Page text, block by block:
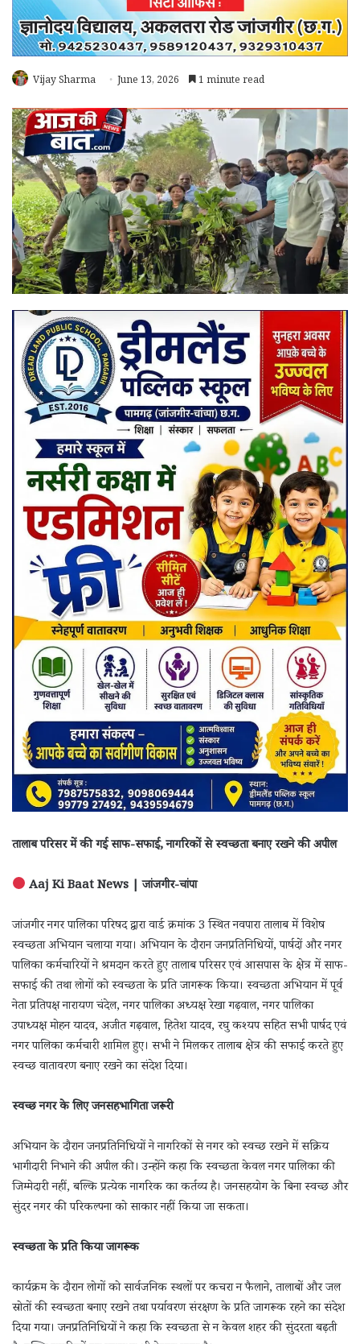
Vijay Sharma June 13, 2026 1 minute read
तालाब परिसर में की गई साफ-सफाई, नागरिकों से स्वच्छता बनाए रखने की अपील
Aaj Ki Baat News | जांजगीर-चांपा
जांजगीर नगर पालिका परिषद द्वारा वार्ड क्रमांक 3 स्थित नवपारा तालाब में विशेष
स्वच्छता अभियान चलाया गया। अभियान के दौरान जनप्रतिनिधियों, पार्षदों और नगर
पालिका कर्मचारियों ने श्रमदान करते हुए तालाब परिसर एवं आसपास के क्षेत्र में साफ-
सफाई की तथा लोगों को स्वच्छता के प्रति जागरूक किया। स्वच्छता अभियान में पूर्व
नेता प्रतिपक्ष नारायण चंदेल, नगर पालिका अध्यक्ष रेखा गढ़वाल, नगर पालिका
उपाध्यक्ष मोहन यादव, अजीत गढ़वाल, हितेश यादव, रघु कश्यप सहित सभी पार्षद एवं
नगर पालिका कर्मचारी शामिल हुए। सभी ने मिलकर तालाब क्षेत्र की सफाई करते हुए
स्वच्छ वातावरण बनाए रखने का संदेश दिया।
स्वच्छ नगर के लिए जनसहभागिता जरूरी
अभियान के दौरान जनप्रतिनिधियों ने नागरिकों से नगर को स्वच्छ रखने में सक्रिय
भागीदारी निभाने की अपील की। उन्होंने कहा कि स्वच्छता केवल नगर पालिका की
जिम्मेदारी नहीं, बल्कि प्रत्येक नागरिक का कर्तव्य है। जनसहयोग के बिना स्वच्छ और
सुंदर नगर की परिकल्पना को साकार नहीं किया जा सकता।
स्वच्छता के प्रति किया जागरूक
कार्यक्रम के दौरान लोगों को सार्वजनिक स्थलों पर कचरा न फैलाने, तालाबों और जल
स्रोतों की स्वच्छता बनाए रखने तथा पर्यावरण संरक्षण के प्रति जागरूक रहने का संदेश
दिया गया। जनप्रतिनिधियों ने कहा कि स्वच्छता से न केवल शहर की सुंदरता बढ़ती